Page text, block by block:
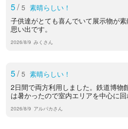
5/ 5 素晴らしい！
子供達がとても喜んでいて展示物が
思い出です。
2026/8/9 みくさん
5/ 5 素晴らしい！
2日間で両方利用しました。鉄道博物
は暑かったので室内エリアを中心に回
2026/8/9 アルパカさん